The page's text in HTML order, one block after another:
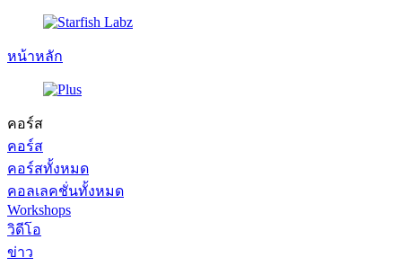
หน้าหลัก
คอร์ส
คอร์ส
คอร์สทั้งหมด
คอลเลคชั่นทั้งหมด
Workshops
วิดีโอ
ข่าว